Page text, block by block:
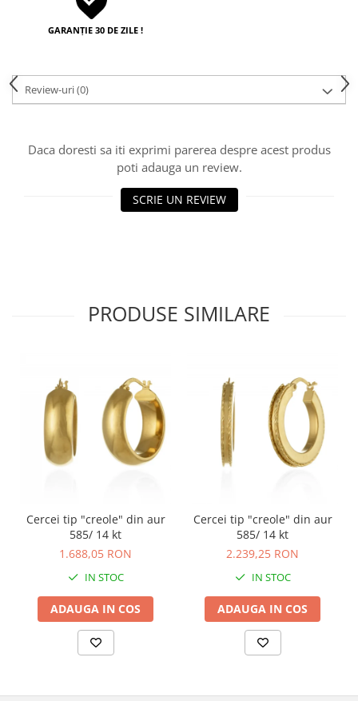
GARANȚIE 30 DE ZILE !
Review-uri(0)
Daca doresti sa iti exprimi parerea despre acest produs
poti adauga un review.
SCRIE UN REVIEW
PRODUSE SIMILARE
Cercei tip "creole" din aur
585/ 14 kt
1.688,05 RON
IN STOC
ADAUGA IN COS
Cercei tip "creole" din aur
585/ 14 kt
2.239,25 RON
IN STOC
ADAUGA IN COS